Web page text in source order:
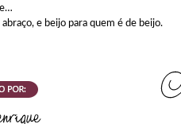
e beijo para quem é de beijo.